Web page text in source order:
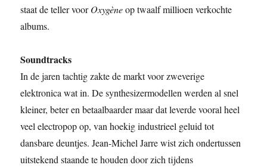
staat de teller voorOxygèneop twaalf millioen verkochte
albums.
Soundtracks
In de jaren tachtig zakte de markt voor zweverige
elektronica wat in. De synthesizermodellen werden al snel
kleiner, beter en betaalbaarder maar dat leverde vooral heel
veel electropop op, van hoekig industrieel geluid tot
dansbare deuntjes. Jean-Michel Jarre wist zich ondertussen
uitstekend staande te houden door zich tijdens